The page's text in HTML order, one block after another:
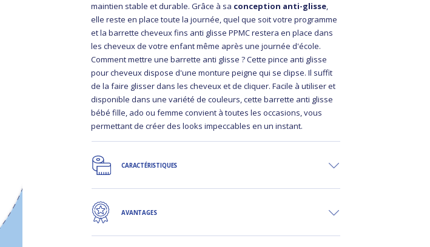
maintien stable et durable. Grâce à sa conception anti-glisse,
elle reste en place toute la journée, quel que soit votre programme
et la barrette cheveux fins anti glisse PPMC restera en place dans
les cheveux de votre enfant même après une journée d'école.
Comment mettre une barrette anti glisse ? Cette pince anti glisse
pour cheveux dispose d'une monture peigne qui se clipse. Il suffit
de la faire glisser dans les cheveux et de cliquer. Facile à utiliser et
disponible dans une variété de couleurs, cette barrette anti glisse
bébé fille, ado ou femme convient à toutes les occasions, vous
permettant de créer des looks impeccables en un instant.
CARACTÉRISTIQUES
AVANTAGES